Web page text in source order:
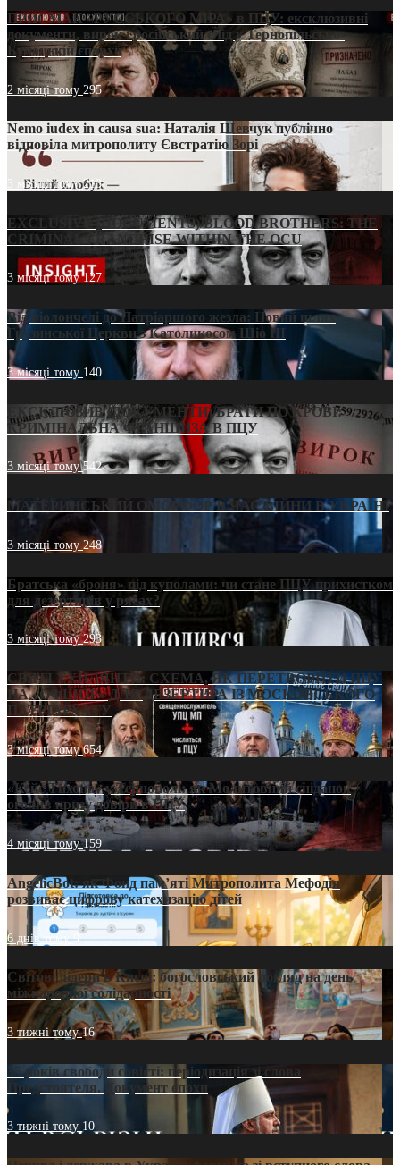
ПРИСМАК «РУССЬКОГО МІРА» в ПЦУ: ексклюзивні
документи, вирок і російський слід у Тернопільсько-
Бучацькій єпархії
2 місяці тому 295
Nemo iudex in causa sua: Наталія Шевчук публічно
відповіла митрополиту Євстратію Зорі
3 місяці тому213
EXCLUSIVE (DOCUMENTS)/BLOOD BROTHERS: THE
CRIMINAL FRANCHISE WITHIN THE OCU
3 місяці тому127
Від віолончелі до Патріаршого жезла: Новий шлях
Грузинської Церкви з Католикосом Шіо III
3 місяці тому 140
ЕКСКЛЮЗИВ (ДОКУМЕНТИ)/БРАТИ ПО КРОВІ:
КРИМІНАЛЬНА ФРАНШИЗА В ПЦУ
3 місяці тому542
МАТЕРИНСЬКИЙ ОМОРФОР В ЧАС ВІЙНИ В УКРАЇНІ
3 місяці тому248
Братська «броня» під куполами: чи стане ПЦУ прихистком
для дезертирів у рясах?
3 місяці тому293
СВЯТІ УХИЛЯНТИ: СХЕМА, ЯК ПЕРЕТВОРИТИ ПЦУ
НА «ОФШОР» ДЛЯ ДЕЗЕРТИРА ІЗ МОСКОВСЬКОГО
ПАТРІАРХАТУ
3 місяці тому654
«Кейс Тихона» у Тернополі: як Молитовний сніданок
оголив кризу довіри в ПЦУ
4 місяці тому159
AngelicBot: як Фонд пам’яті Митрополита Мефодія
розвиває цифрову катехизацію дітей
6 днів тому9
Світові лідери в Києві: богословський погляд на день
міжнародної солідарності
3 тижні тому16
35 років свободи совісті: періодизація зі слова
Предстоятеля. Документ епохи
3 тижні тому 10